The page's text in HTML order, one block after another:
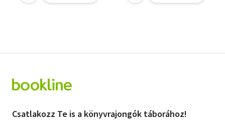
Csatlakozz Te is a könyvrajongók táborához!